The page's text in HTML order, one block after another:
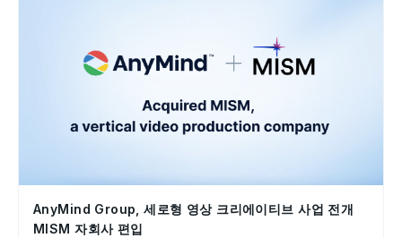
AnyMind Group, 세로형 영상 크리에이티브 사업 전개
MISM 자회사 편입